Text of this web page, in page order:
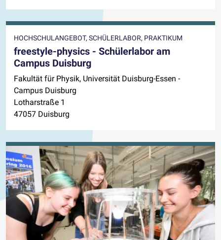
HOCHSCHULANGEBOT, SCHÜLERLABOR, PRAKTIKUM
freestyle-physics - Schülerlabor am
Campus Duisburg
Fakultät für Physik, Universität Duisburg-Essen -
Campus Duisburg
Lotharstraße 1
47057 Duisburg